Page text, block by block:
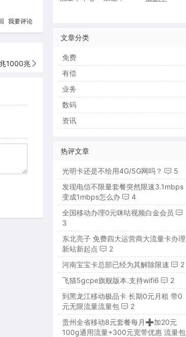
我要评论
1000兆
文章分类
免费
有偿
业务
数码
资讯
热评文章
光明卡还是不给用4G/5G网吗？
5
发现电信不限量套餐突然限速3.1mbps
变成1mbps怎么办
4
全国移动办理0元咪咕视频白金会员
3
东北亮子 免费四大运营商大流量卡办理
新站新起点
2
河南宝宝卡总部已经为其解除限速
2
飞猫5gcpe旗舰版本.支持wifi6
2
到黑龙江移动极品卡 长期0元月租 带0
元无限流量流量包
2
贵州全省移动8元套餐每月➕加20元
100g通用流量+300元宽带优惠 流量包